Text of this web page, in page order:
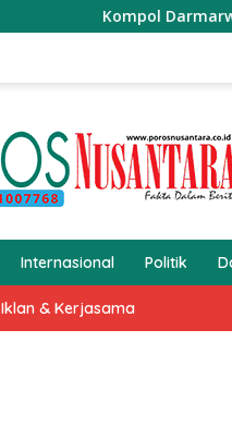
Kompol Darmarwati, SH,
Internasional Politik
Iklan & Kerjasama